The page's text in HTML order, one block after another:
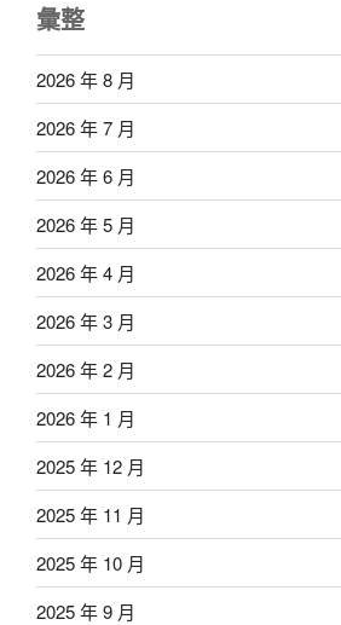
彙整
2026 年 8 月
2026 年 7 月
2026 年 6 月
2026 年 5 月
2026 年 4 月
2026 年 3 月
2026 年 2 月
2026 年 1 月
2025 年 12 月
2025 年 11 月
2025 年 10 月
2025 年 9 月